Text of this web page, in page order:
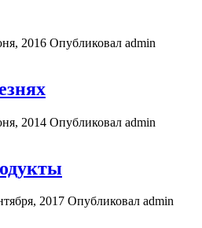
2016 Опубликовал admin
2014 Опубликовал admin
2017 Опубликовал admin